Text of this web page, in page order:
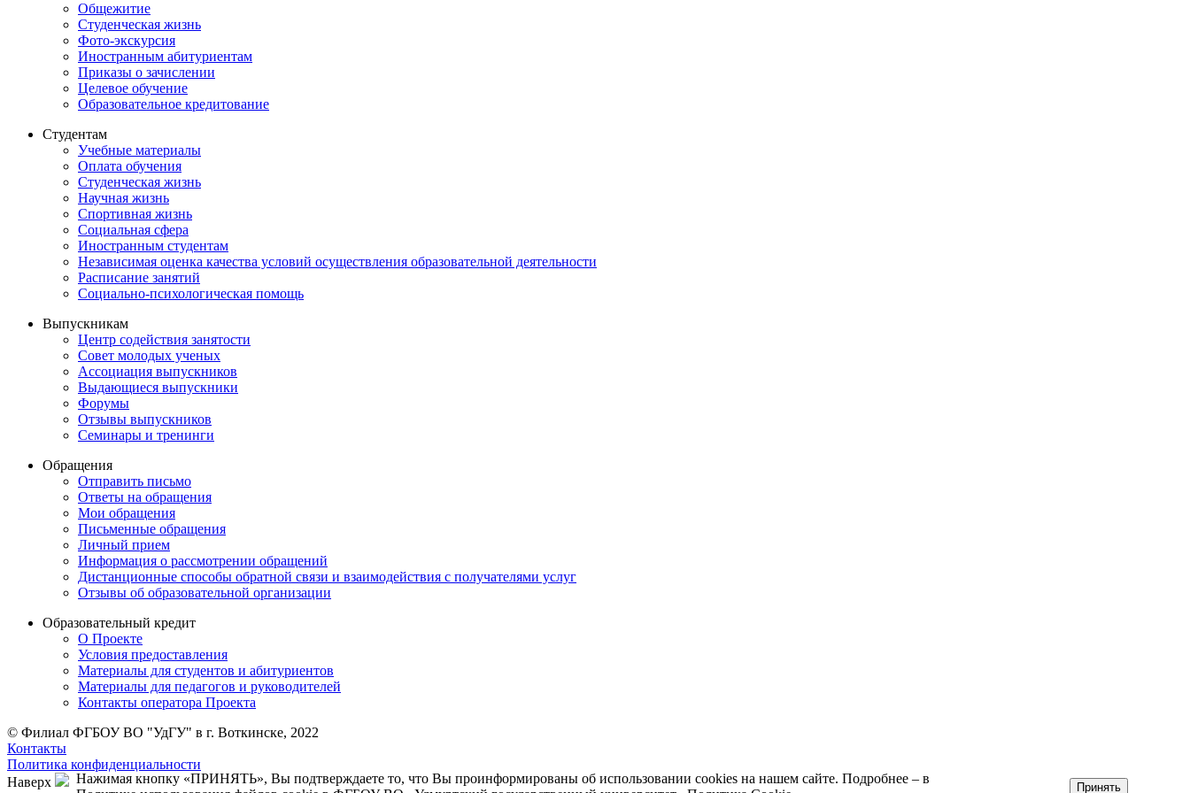
Общежитие
Студенческая жизнь
Фото-экскурсия
Иностранным абитуриентам
Приказы о зачислении
Целевое обучение
Образовательное кредитование
Студентам
Учебные материалы
Оплата обучения
Студенческая жизнь
Научная жизнь
Спортивная жизнь
Социальная сфера
Иностранным студентам
Независимая оценка качества условий осуществления образовательной деятельности
Расписание занятий
Социально-психологическая помощь
Выпускникам
Центр содействия занятости
Совет молодых ученых
Ассоциация выпускников
Выдающиеся выпускники
Форумы
Отзывы выпускников
Семинары и тренинги
Обращения
Отправить письмо
Ответы на обращения
Мои обращения
Письменные обращения
Личный прием
Информация о рассмотрении обращений
Дистанционные способы обратной связи и взаимодействия с получателями услуг
Отзывы об образовательной организации
Образовательный кредит
О Проекте
Условия предоставления
Материалы для студентов и абитуриентов
Материалы для педагогов и руководителей
Контакты опе ратора Проекта
© Филиал ФГБОУ ВО "УдГУ" в г. Воткинске, 2022
Контакты
Политика конфиденциальности
Наверх
Нажимая кнопку «ПРИНЯТЬ», Вы подтверждаете то, что Вы проинформированы об использовании cookies на нашем сайте. Подробнее – в
Принять